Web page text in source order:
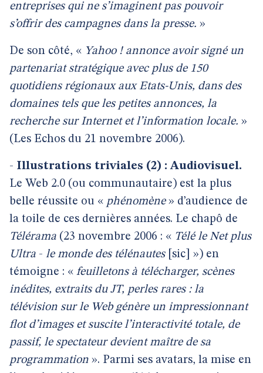
entreprises qui ne s’imaginent pas pouvoir
s’offrir des campagnes dans la presse. »
De son côté, « Yahoo ! annonce avoir signé un
partenariat stratégique avec plus de 150
quotidiens régionaux aux Etats-Unis, dans des
domaines tels que les petites annonces, la
recherche sur Internet et l’information locale. »
(Les Echos du 21 novembre 2006).
- Illustrations triviales (2) : Audiovisuel.
Le Web 2.0 (ou communautaire) est la plus
belle réussite ou « phénomène» d’audience de
la toile de ces dernières années. Le chapô de
Télérama (23 novembre 2006 : « Télé le Net plus
Ultra - le monde des télénautes[sic] ») en
témoigne : « feuilletons à télécharger, scènes
inédites, extraits du JT, perles rares : la
télévision sur le Web génère un impressionnant
flot d’images et suscite l’interactivité totale, de
passif, le spectateur devient maître de sa
programmation ». Parmi ses avatars, la mise en